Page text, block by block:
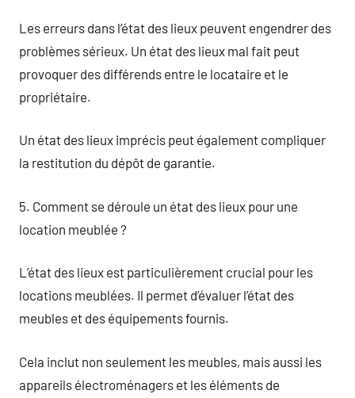
Les erreurs dans l’état des lieux peuvent engendrer des
problèmes sérieux. Un état des lieux mal fait peut
provoquer des différends entre le locataire et le
propriétaire.
Un état des lieux imprécis peut également compliquer
la restitution du dépôt de garantie.
5. Comment se déroule un état des lieux pour une
location meublée ?
L’état des lieux est particulièrement crucial pour les
locations meublées. Il permet d’évaluer l’état des
meubles et des équipements fournis.
Cela inclut non seulement les meubles, mais aussi les
appareils électroménagers et les éléments de